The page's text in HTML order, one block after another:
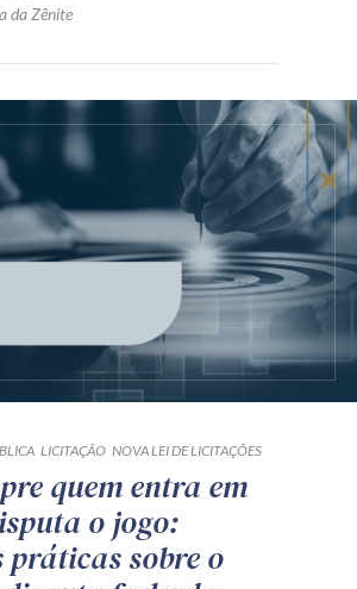
da Zênite
LICITAÇÃO NOVA LEI DE LICITAÇÕES
quem entra em
o jogo:
práticas sobre o